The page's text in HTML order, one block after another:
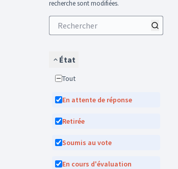
recherche sont modifiées.
État
Tout
En attente de réponse
Retirée
Soumis au vote
En cours d'évaluation